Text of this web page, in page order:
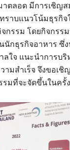
ตลอด มีการเชิญส
ราบแนวโน้มธุรกิ
กรรม โดยกิจกรร
นักธุรกิจอาหาร ซึ่
ลใจ แนะนำการบ
ามสำเร็จ จึงขอเชิ
รมที่จะจัดขึ้นในครั้